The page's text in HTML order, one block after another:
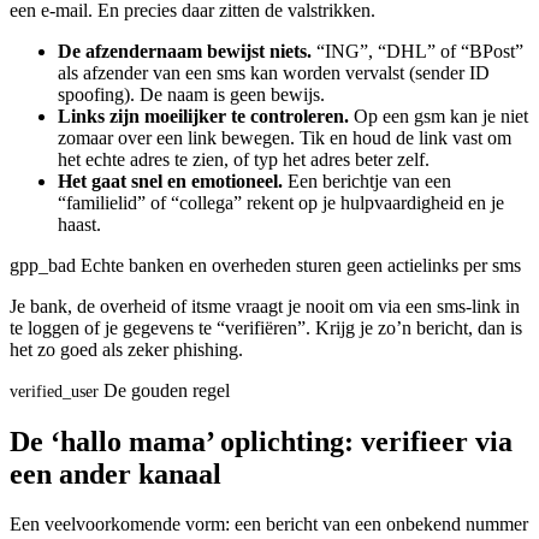
een e-mail. En precies daar zitten de valstrikken.
De afzendernaam bewijst niets. “ING”, “DHL” of “BPost”
als afzender van een sms kan worden vervalst (sender ID
spoofing). De naam is geen bewijs.
Links zijn moeilijker te controleren. Op een gsm kan je niet
zomaar over een link bewegen. Tik en houd de link vast om
het echte adres te zien, of typ het adres beter zelf.
Het gaat snel en emotioneel. Een berichtje van een
“familielid” of “collega” rekent op je hulpvaardigheid en je
haast.
gpp_bad Echte banken en overheden sturen geen actielinks per sms
Je bank, de overheid of itsme vraagt je nooit om via een sms-link in
te loggen of je gegevens te “verifiëren”. Krijg je zo’n bericht, dan is
het zo goed als zeker phishing.
verified_user De gouden regel
De ‘hallo mama’ oplichting: verifieer via
een ander kanaal
Een veelvoorkomende vorm: een bericht van een onbekend nummer